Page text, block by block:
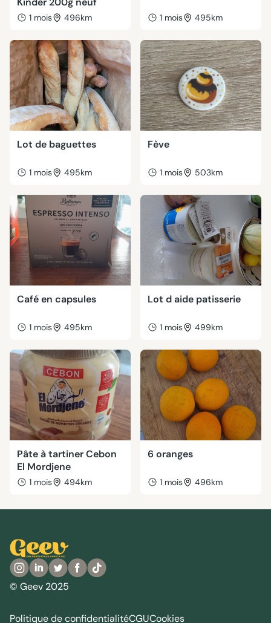
1 mois 496km 1 mois 495km
Lot de baguettes
1 mois 495km
Fève
1 mois 503km
Café en capsules
1 mois 495km
Lot d aide patisserie
1 mois 499km
Pâte à tartiner Cebon
El Mordjene
1 mois 494km
6 oranges
1 mois 496km
© Geev 2025
Politique de confidentialitéCGUCookies